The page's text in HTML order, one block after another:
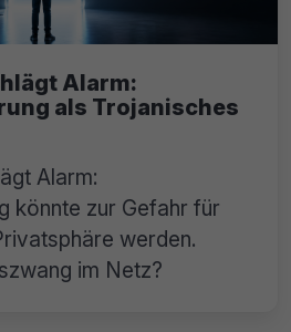
Alarm:
als Trojanisches
Alarm:
könnte zur Gefahr für
werden.
im Netz?